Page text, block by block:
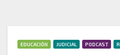
EDUCACIÓN JUDICIAL PODCAST